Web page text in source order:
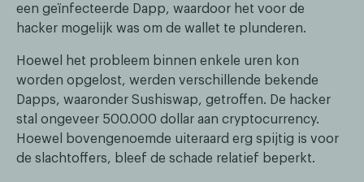
een geïnfecteerde Dapp, waardoor het voor de
hacker mogelijk was om de wallet te plunderen.
Hoewel het probleem binnen enkele uren kon
worden opgelost, werden verschillende bekende
Dapps, waaronder Sushiswap, getroffen. De hacker
stal ongeveer 500.000 dollar aan cryptocurrency.
Hoewel bovengenoemde uiteraard erg spijtig is voor
de slachtoffers, bleef de schade relatief beperkt.